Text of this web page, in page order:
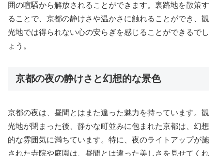
囲の喧騒から解放されることができます。裏路地を散策す
ることで、京都の静けさや温かさに触れることができ、観
光地では得られない心の安らぎを感じることができるでし
ょう。
京都の夜の静けさと幻想的な景色
京都の夜は、昼間とはまた違った魅力を持っています。観
光地が閉まった後、静かな町並みに包まれた京都は、幻想
的な雰囲気に満ちています。特に、夜のライトアップが施
された寺院や庭園は、昼間とは違った美しさを見せてくれ